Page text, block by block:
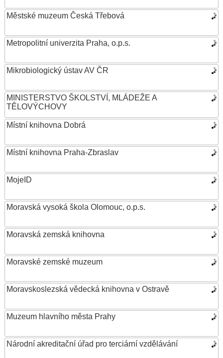
Městské muzeum Česká Třebová
Metropolitní univerzita Praha, o.p.s.
Mikrobiologický ústav AV ČR
MINISTERSTVO ŠKOLSTVÍ, MLÁDEŽE A
TĚLOVÝCHOVY
Místní knihovna Dobrá
Místní knihovna Praha-Zbraslav
MojeID
Moravská vysoká škola Olomouc, o.p.s.
Moravská zemská knihovna
Moravské zemské muzeum
Moravskoslezská vědecká knihovna v Ostravě
Muzeum hlavního města Prahy
Národní akreditační úřad pro terciární vzdělávání